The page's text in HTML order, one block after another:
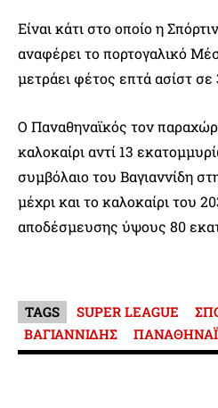
Είναι κάτι στο οποίο η
αναφέρει το πορτογαλικό
μετράει φέτος επτά ασίστ
Ο Παναθηναϊκός τον
καλοκαίρι αντί 13
συμβόλαιο του Βαγιαννίδη
μέχρι και το καλοκαίρι του
αποδέσμευσης ύψους 80
TAGS SUPER LEAGUE
ΒΑΓΙΑΝΝΙΔΗΣ